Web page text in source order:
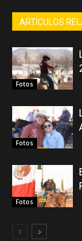
ARTÍCULOS
Fotos
Fotos
Fotos